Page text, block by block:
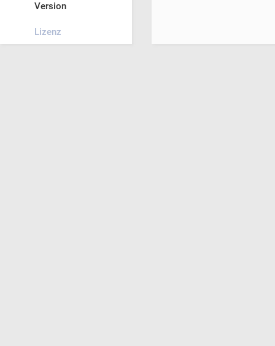
Version
Lizenz